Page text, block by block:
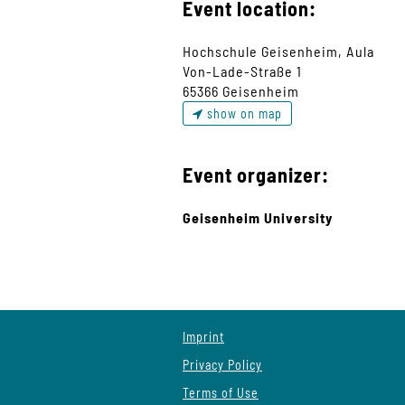
Event location:
Hochschule Geisenheim, Aula
Von-Lade-Straße 1
65366 Geisenheim
show on map
Event organizer:
Geisenheim University
Imprint
Privacy Policy
Terms of Use